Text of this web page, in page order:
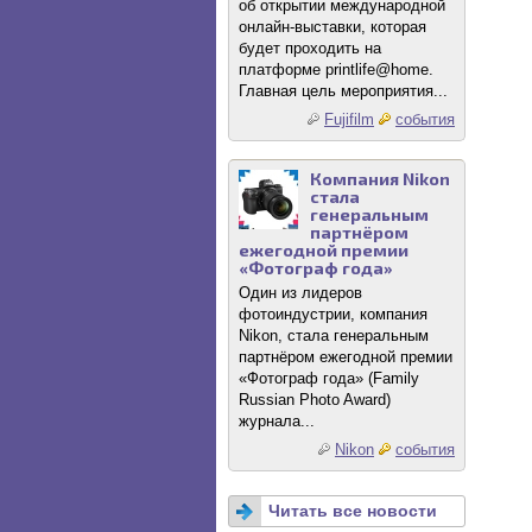
об открытии международной
онлайн-выставки, которая
будет проходить на
платформе printlife@home.
Главная цель мероприятия...
Fujifilm
события
Компания Nikon
стала
генеральным
партнёром
ежегодной премии
«Фотограф года»
Один из лидеров
фотоиндустрии, компания
Nikon, стала генеральным
партнёром ежегодной премии
«Фотограф года» (Family
Russian Photo Award)
журнала...
Nikon
события
Читать все новости